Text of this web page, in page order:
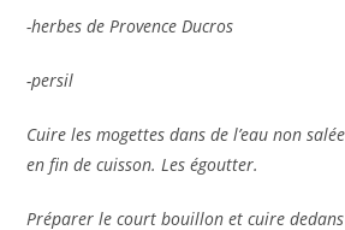
-herbes de Provence Ducros
-persil
Cuire les mogettes dans de l’eau non
en fin de cuisson. Les égoutter.
Préparer le court bouillon et cuire